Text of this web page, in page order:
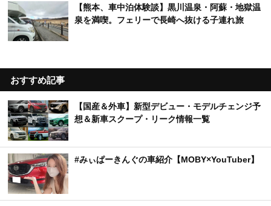
【熊本、車中泊体験談】黒川温泉・阿蘇・地獄温
泉を満喫。フェリーで長崎へ抜ける子連れ旅
おすすめ記事
【国産＆外車】新型デビュー・モデルチェンジ予
想＆新車スクープ・リーク情報一覧
#みぃぱーきんぐの車紹介【MOBY×YouTuber】